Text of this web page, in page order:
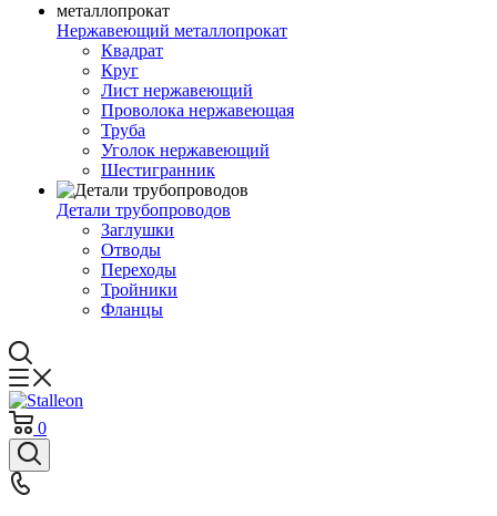
Нержавеющий металлопрокат
Квадрат
Круг
Лист нержавеющий
Проволока нержавеющая
Труба
Уголок нержавеющий
Шестигранник
Детали трубопроводов
Заглушки
Отводы
Переходы
Тройники
Фланцы
0